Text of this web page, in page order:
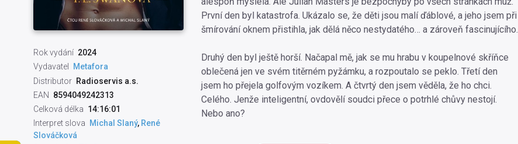
Rok vydání 2024
Vydavatel
Metafora
Distributor Radioservis a.s.
EAN
8594049242313
Celková délka 14:16:01
Interpret slova
Michal Slaný, René
Slováčková
První den byl katastrofa. Ukázalo se, že děti jsou malí ďáblové, a jeho jsem při
šmírování oknem přistihla, jak dělá něco nestydatého… a zároveň fascinujícího.
Druhý den byl ještě horší. Načapal mě, jak se mu hrabu v koupelnové skříňce
oblečená jen ve svém titěrném pyžámku, a rozpoutalo se peklo. Třetí den
jsem ho přejela golfovým vozíkem. A čtvrtý den jsem věděla, že ho chci.
Celého. Jenže inteligentní, ovdovělí soudci přece o potrhlé chůvy nestojí.
Nebo ano?